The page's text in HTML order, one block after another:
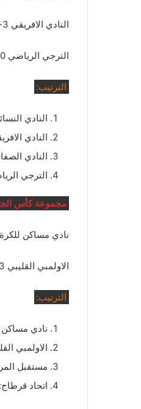
النادي الافريقي 3-0 النادي الصفاقسي
الترجي الرياضي 0-3 النادي النسائي بقرطاج
الترتيب:
النادي
النادي
النادي
الترجي
مجموعة كأس
نادي مساكن للكرة الطائرة
الاولمبي القليبي 3-0 مستقبل المرسى
الترتيب:
نادي مساكن
الاولمبي
مستقبل
اتحاد قرطاج: 1 ن